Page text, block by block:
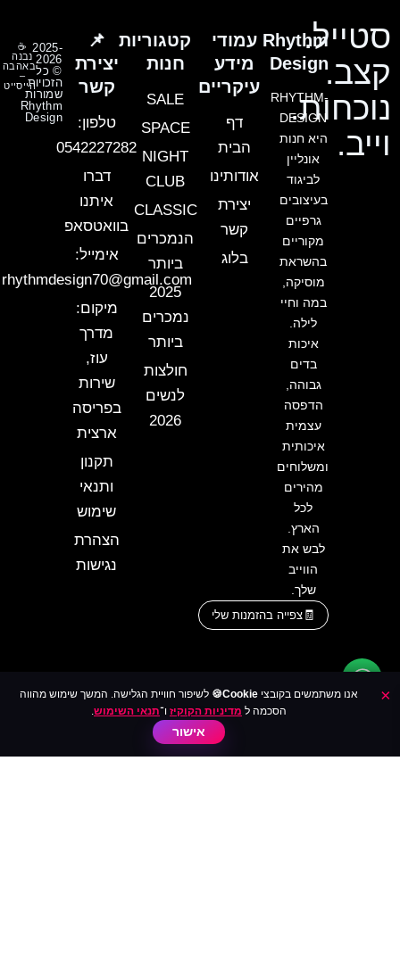
סטייל.
קצב.
נוכחות.
וייב.
Rhythm
Design
RHYTHM-
DESIGN
היא חנות
אונליין
לביגוד
בעיצובים
גרפיים
מקוריים
בהשראת
מוסיקה,
במה וחיי
לילה.
איכות
בדים
גבוהה,
הדפסה
עצמית
איכותית
ומשלוחים
מהירים
לכל
הארץ.
לבש את
הווייב
שלך.
צפייה בהזמנות שלי
עמודי
מידע
עיקריים
דף
הבית
אודותינו
יצירת
קשר
בלוג
קטגוריות
חנות
SALE
SPACE
NIGHT
CLUB
CLASSIC
הנמכרים
ביותר
2025
נמכרים
ביותר
חולצות
לנשים
2026
📌
יצירת
קשר
טלפון:
0542227282
דברו
איתנו
בוואטסאפ
אימייל:
rhythmdesign70@gmail.com
מיקום:
מדרך
עוז,
שירות
בפריסה
ארצית
תקנון
ותנאי
שימוש
הצהרת
נגישות
2025-
2026
© כל
הזכויות
שמורות
Rhythm
Design
☕
נבנה
באהבה
–
הייסייט
× אנו משתמשים בקובצי Cookie🍪
לשיפור חוויית הגלישה. המשך שימוש מהווה
הסכמה ל מדיניות הקוקיז ו־תנאי השימוש.
אישור